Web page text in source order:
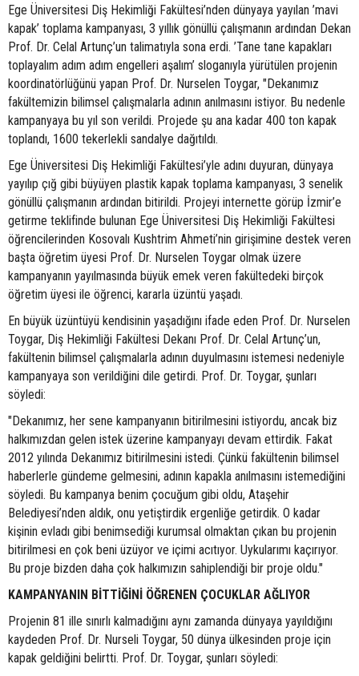
Ege Üniversitesi Diş Hekimliği Fakültesi’nden dünyaya yayılan ’mavi
kapak’ toplama kampanyası, 3 yıllık gönüllü çalışmanın ardından Dekan
Prof. Dr. Celal Artunç’un talimatıyla sona erdi. ’Tane tane kapakları
toplayalım adım adım engelleri aşalım’ sloganıyla yürütülen projenin
koordinatörlüğünü yapan Prof. Dr. Nurselen Toygar, "Dekanımız
fakültemizin bilimsel çalışmalarla adının anılmasını istiyor. Bu nedenle
kampanyaya bu yıl son verildi. Projede şu ana kadar 400 ton kapak
toplandı, 1600 tekerlekli sandalye dağıtıldı.
Ege Üniversitesi Diş Hekimliği Fakültesi’yle adını duyuran, dünyaya
yayılıp çığ gibi büyüyen plastik kapak toplama kampanyası, 3 senelik
gönüllü çalışmanın ardından bitirildi. Projeyi internette görüp İzmir’e
getirme teklifinde bulunan Ege Üniversitesi Diş Hekimliği Fakültesi
öğrencilerinden Kosovalı Kushtrim Ahmeti’nin girişimine destek veren
başta öğretim üyesi Prof. Dr. Nurselen Toygar olmak üzere
kampanyanın yayılmasında büyük emek veren fakültedeki birçok
öğretim üyesi ile öğrenci, kararla üzüntü yaşadı.
En büyük üzüntüyü kendisinin yaşadığını ifade eden Prof. Dr. Nurselen
Toygar, Diş Hekimliği Fakültesi Dekanı Prof. Dr. Celal Artunç’un,
fakültenin bilimsel çalışmalarla adının duyulmasını istemesi nedeniyle
kampanyaya son verildiğini dile getirdi. Prof. Dr. Toygar, şunları
söyledi:
"Dekanımız, her sene kampanyanın bitirilmesini istiyordu, ancak biz
halkımızdan gelen istek üzerine kampanyayı devam ettirdik. Fakat
2012 yılında Dekanımız bitirilmesini istedi. Çünkü fakültenin bilimsel
haberlerle gündeme gelmesini, adının kapakla anılmasını istemediğini
söyledi. Bu kampanya benim çocuğum gibi oldu, Ataşehir
Belediyesi’nden aldık, onu yetiştirdik ergenliğe getirdik. O kadar
kişinin evladı gibi benimsediği kurumsal olmaktan çıkan bu projenin
bitirilmesi en çok beni üzüyor ve içimi acıtıyor. Uykularımı kaçırıyor.
Bu proje bizden daha çok halkımızın sahiplendiği bir proje oldu."
KAMPANYANIN BİTTİĞİNİ ÖĞRENEN ÇOCUKLAR AĞLIYOR
Projenin 81 ille sınırlı kalmadığını aynı zamanda dünyaya yayıldığını
kaydeden Prof. Dr. Nurseli Toygar, 50 dünya ülkesinden proje için
kapak geldiğini belirtti. Prof. Dr. Toygar, şunları söyledi: